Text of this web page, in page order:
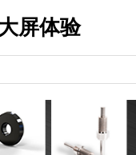
屏体验